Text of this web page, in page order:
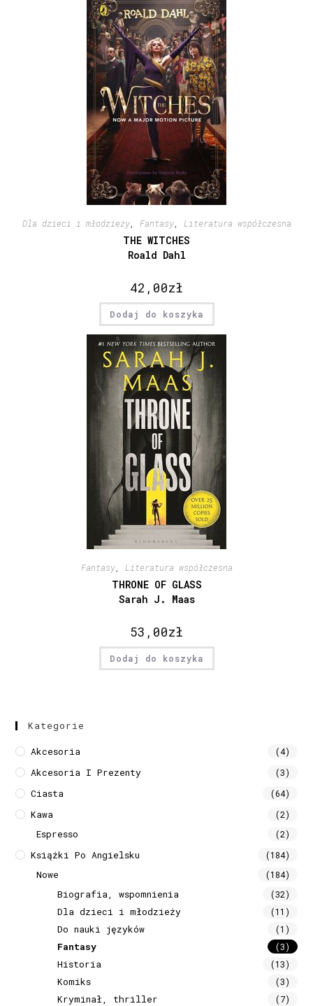
Dla dzieci i młodzieży, Fantasy, Literatura współczesna
THE WITCHES
Roald Dahl
42,00zł
Dodaj do koszyka
Fantasy, Literatura współczesna
THRONE OF GLASS
Sarah J. Maas
53,00zł
Dodaj do koszyka
Kategorie
Akcesoria (4)
Akcesoria I Prezenty (3)
Ciasta (64)
Kawa (2)
Espresso (2)
Książki Po Angielsku (184)
Nowe (184)
Biografia, wspomnienia (32)
Dla dzieci i młodzieży (11)
Do nauki języków (1)
Fantasy (3)
Historia (13)
Komiks (3)
Kryminał, thriller (7)